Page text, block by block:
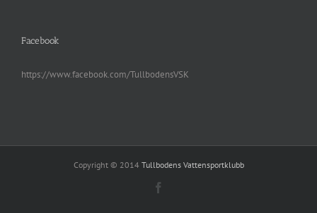
Facebook
https://www.facebook.com/TullbodensVSK
Copyright © 2014 Tullbodens Vattensportklubb